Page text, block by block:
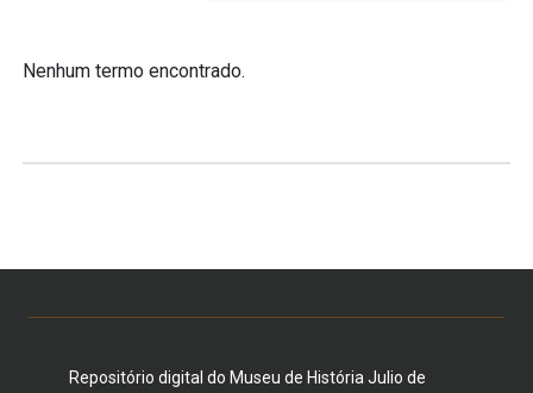
Nenhum termo encontrado.
Repositório digital do Museu de História Julio de